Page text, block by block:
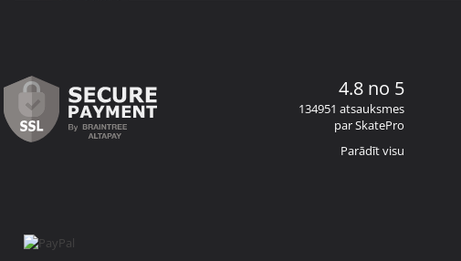
4.8 no 5
134951 atsauksmes
par SkatePro
Parādīt visu